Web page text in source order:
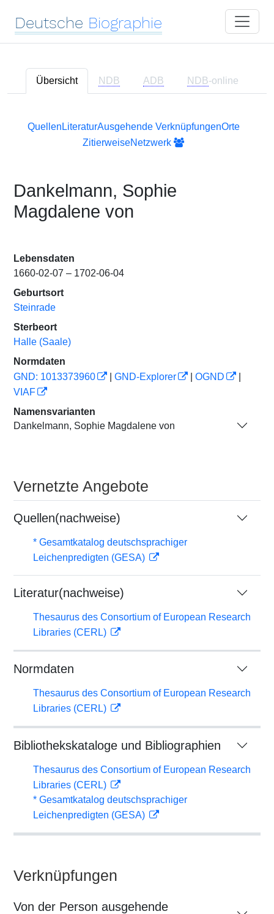
Deutsche Biographie
Übersicht NDB ADB NDB-online
Quellen LiteraturAusgehende VerknüpfungenOrte
ZitierweiseNetzwerk
Dankelmann, Sophie
Magdalene von
Lebensdaten
1660-02-07 – 1702-06-04
Geburtsort
Steinrade
Sterbeort
Halle (Saale)
Normdaten
GND: 1013373960
GND-Explorer OGND
VIAF
Namensvarianten
Dankelmann, Sophie Magdalene von
Vernetzte Angebote
Quellen(nachweise)
* Gesamtkatalog deutschsprachiger
Leichenpredigten (GESA)
Literatur(nachweise)
Thesaurus des Consortium of European Research
Libraries (CERL)
Normdaten
Thesaurus des Consortium of European Research
Libraries (CERL)
Bibliothekskataloge und Bibliographien
Thesaurus des Consortium of European Research
Libraries (CERL)
* Gesamtkatalog deutschsprachiger
Leichenpredigten (GESA)
Verknüpfungen
Von der Person ausgehende